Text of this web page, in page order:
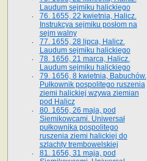
Laudum sejmiku halickiego
76. 1655, 22 kwietnia, Halicz.
Instrukcya sejmiku posłom na
sejm walny
77. 1655, 28 lipca, Halicz.
Laudum sejmiku halickiego
78. 1656, 21 marca, Halicz.
Laudum sejmiku halickiego
79. 1656, 8 kwietnia, Babuchów.
Pułkownik pospolitego ruszenia
ziemi halickiej wzywa ziemian
pod Halicz
80. 1656, 26 maja, pod
Siemikowcami. Uniwersał
pułkownika pospolitego
ruszenia ziemi halickiej do
szlachty trembowelskiej
81. 1656, 31 maja, pod